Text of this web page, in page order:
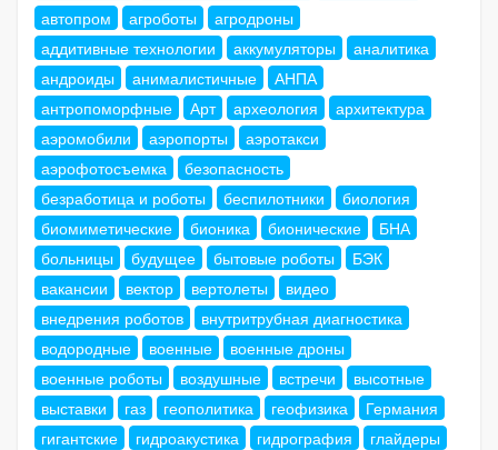
автопром
агроботы
агродроны
аддитивные технологии
аккумуляторы
аналитика
андроиды
анималистичные
АНПА
антропоморфные
Арт археология
архитектура
аэромобили
аэропорты
аэротакси
аэрофотосъемка
безопасность
безработица и роботы
беспилотники
биология
биомиметические
бионика бионические
БНА
больницы
будущее бытовые роботы
БЭК
вакансии
вектор вертолеты
видео
внедрения роботов
внутритрубная диагностика
водородные
военные
военные дроны
военные роботы
воздушные встречи
высотные
выставки
газ геополитика геофизика
Германия
гигантские
гидроакустика гидрография
глайдеры